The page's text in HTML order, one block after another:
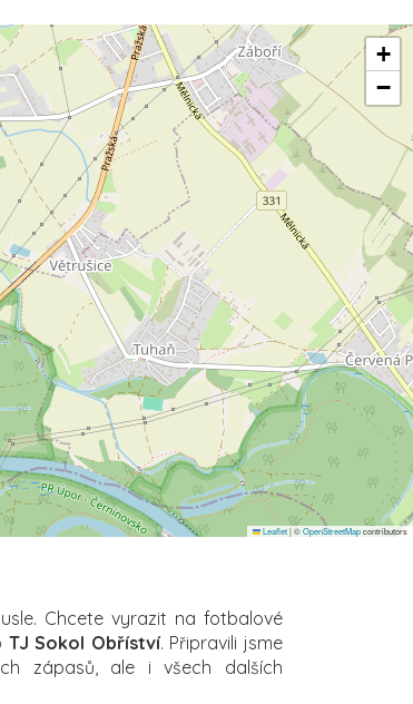
+
−
Leaflet|©OpenStreetMapcontributors
Chcete vyrazit na fotbalové
TJ Sokol Obříství. Připravili jsme
zápasů, ale i všech dalších